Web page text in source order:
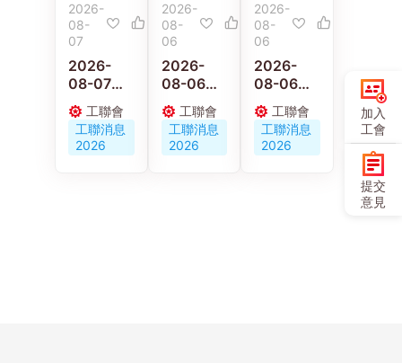
2026-
08-
07
2026-
08-07
【施政報
告重點建
議】梁子
穎：政府
工聯會
工聯消息
2026
2026-
08-
06
2026-
08-06
京港工會
深化交流
合作 共促
人才培育
工聯會
工聯消息
2026
2026-
08-
06
2026-
08-06
【施政報
告重點建
議】陳穎
欣：倡政
工聯會
工聯消息
2026
加入
工會
提交
意見